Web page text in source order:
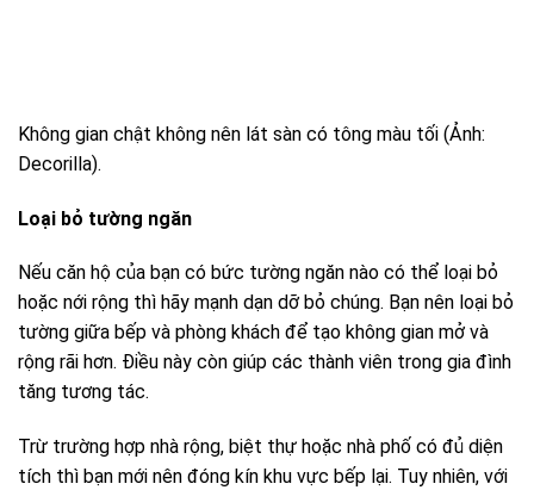
Không gian chật không nên lát sàn có tông màu tối (Ảnh:
Decorilla).
Loại bỏ tường ngăn
Nếu căn hộ của bạn có bức tường ngăn nào có thể loại bỏ
hoặc nới rộng thì hãy mạnh dạn dỡ bỏ chúng. Bạn nên loại bỏ
tường giữa bếp và phòng khách để tạo không gian mở và
rộng rãi hơn. Điều này còn giúp các thành viên trong gia đình
tăng tương tác.
Trừ trường hợp nhà rộng, biệt thự hoặc nhà phố có đủ diện
tích thì bạn mới nên đóng kín khu vực bếp lại. Tuy nhiên, với